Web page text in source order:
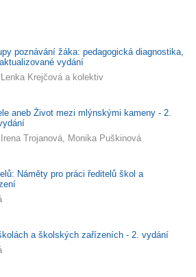
poznávání žáka: pedagogická diagnostika,
vydání
Krejčová a kolektiv
aneb Život mezi mlýnskými kameny - 2.
Trojanová, Monika Puškinová
Náměty pro práci ředitelů škol a
a školských zařízeních - 2. vydání